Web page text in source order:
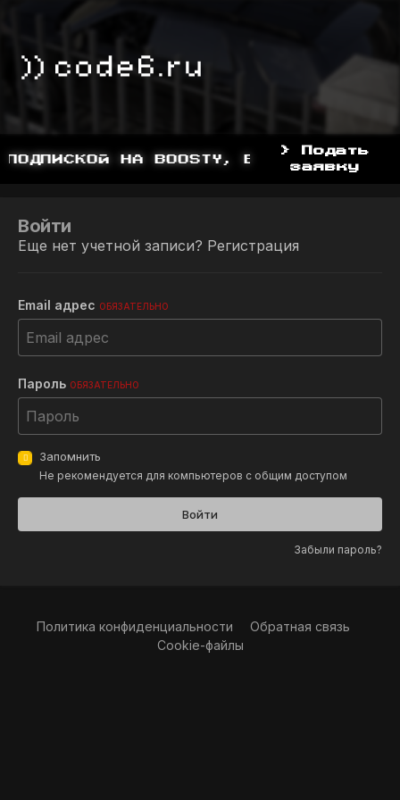
НА BOOSTY, BOOSTY.TO/YDDY
> Подать
заявку
Войти
Еще нет учетной записи? Регистрация
Email адрес ОБЯЗАТЕЛЬНО
Пароль ОБЯЗАТЕЛЬНО
Запомнить
Не рекомендуется для компьютеров с общим доступом
Войти
Забыли пароль?
Политика конфиденциальности
Обратная связь
Cookie-файлы